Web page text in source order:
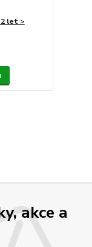
let >
akce a